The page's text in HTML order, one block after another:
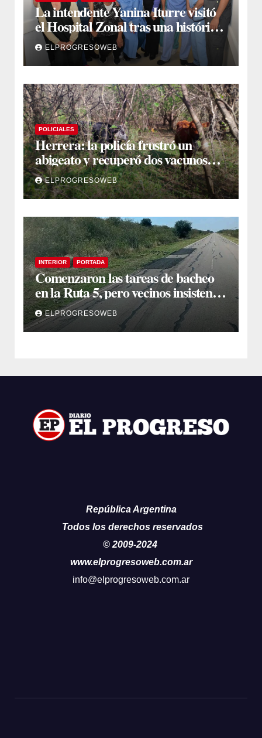
La intendente Yanina Iturre visitó
el Hospital Zonal tras una histórica
jornada de intervenciones
laparoscópicas
ELPROGRESOWEB
POLICIALES
Herrera: la policía frustró un
abigeato y recuperó dos vacunos
ocultos en una zona montuosa
ELPROGRESOWEB
INTERIOR PORTADA
Comenzaron las tareas de bacheo
en la Ruta 5, pero vecinos insisten
en un reclamo integral
ELPROGRESOWEB
República Argentina
Todos los derechos reservados
© 2009-2024
www.elprogresoweb.com.ar
info@elprogresoweb.com.ar